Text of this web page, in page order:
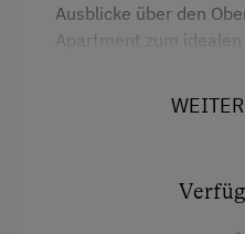
Premium-
Geschirrspüler
Ausblicke über den
Apartment zum
Für zusätzlichen
Unterkunft bequem mit